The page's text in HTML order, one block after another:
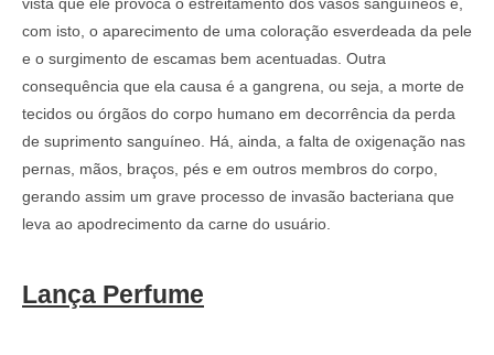
com isto, o aparecimento de uma coloração esverdeada da pele
e o surgimento de escamas bem acentuadas. Outra
consequência que ela causa é a gangrena, ou seja, a morte de
tecidos ou órgãos do corpo humano em decorrência da perda
de suprimento sanguíneo. Há, ainda, a falta de oxigenação nas
pernas, mãos, braços, pés e em outros membros do corpo,
gerando assim um grave processo de invasão bacteriana que
leva ao apodrecimento da carne do usuário.
Lança Perfume